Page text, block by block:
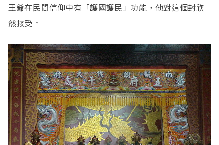
王爺在民間信仰中有「護國護民」功能，他對這個封欣
然接受。